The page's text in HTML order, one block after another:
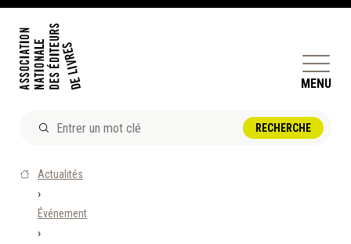
MENU
DOSSIERS ET ENJEUX
ÊTRE ÉDITEUR·TRICE
Actualités
›
Événement
›